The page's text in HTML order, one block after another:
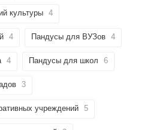
культуры 4
4 Пандусы для ВУЗов 4
4 Пандусы для школ 6
3
учреждений 5